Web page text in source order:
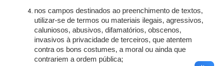
nos campos destinados ao preenchimento de textos,
utilizar-se de termos ou materiais ilegais, agressivos,
caluniosos, abusivos, difamatórios, obscenos,
invasivos à privacidade de terceiros, que atentem
contra os bons costumes, a moral ou ainda que
contrariem a ordem pública;